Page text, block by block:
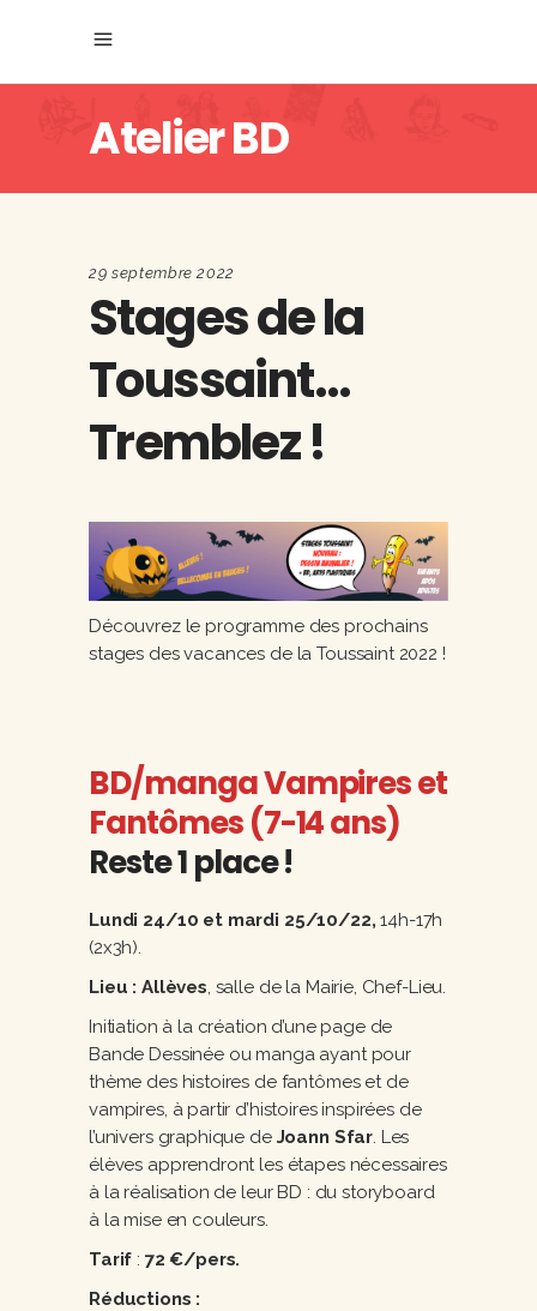
Atelier BD
29 septembre 2022
Stages de la
Toussaint…
Tremblez !
Découvrez le programme des prochains
stages des vacances de la Toussaint 2022 !
BD/manga Vampires et
Fantômes (7-14 ans)
Reste 1 place !
Lundi 24/10 et mardi 25/10/22,14h-17h
(2x3h).
Lieu : Allèves, salle de la Mairie, Chef-Lieu.
Initiation à la création d’une page de
Bande Dessinée ou manga ayant pour
thème des histoires de fantômes et de
vampires, à partir d’histoires inspirées de
l’univers graphique de Joann Sfar. Les
élèves apprendront les étapes nécessaires
à la réalisation de leur BD : du storyboard
à la mise en couleurs.
Tarif : 72 €/pers.
Réductions :